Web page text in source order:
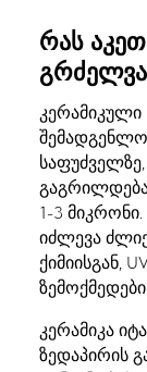
რას
კერამიკული
1-3
იძლევა
ქიმიისგან,
კერამიკა
ზედაპირის